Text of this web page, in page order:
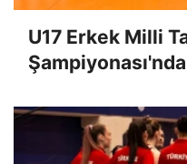
U17 Erkek Milli